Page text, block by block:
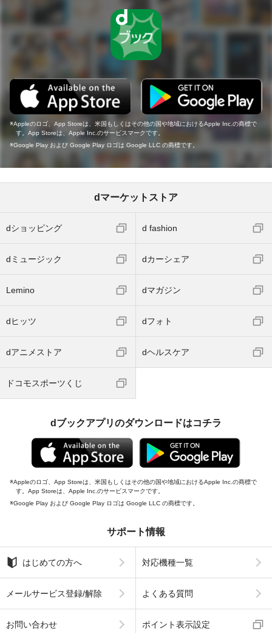
Appleのロゴ、App Storeは、米国もしくはその他の国や地域におけるApple Inc.の商標で
す。App Storeは、Apple Inc.のサービスマークです。
Google Play および Google Play ロゴは Google LLC の商標です。
dマーケットストア
dショッピング d fashion
dミュージック dカーシェア
Lemino dマガジン
dヒッツ dフォト
dアニメストア dヘルスケア
ドコモスポーツくじ
dブックアプリのダウンロードはコチラ
Appleのロゴ、App Storeは、米国もしくはその他の国や地域におけるApple Inc.の商標で
す。App Storeは、Apple Inc.のサービスマークです。
Google Play および Google Play ロゴは Google LLC の商標です。
サポート情報
はじめての方へ 対応機種一覧
メールサービス登録/解除 よくある質問
お問い合わせ ポイント表示設定